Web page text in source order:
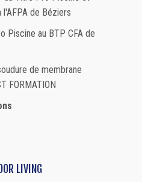
l'AFPA de Béziers
Piscine au BTP CFA de
de membrane
FORMATION
LIVING